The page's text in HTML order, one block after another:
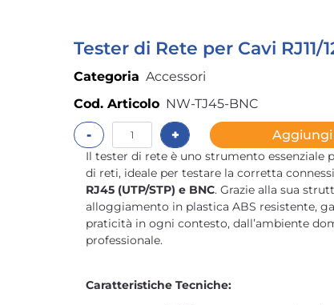
Tester di Rete per Cavi RJ11/
Categoria Accessori
Cod. Articolo NW-TJ45-BNC
Quantità
Il tester di rete è uno strumento essenziale
di reti, ideale per testare la corretta
RJ45 (UTP/STP) e BNC. Grazie alla sua
alloggiamento in plastica ABS resistente,
praticità in ogni contesto, dall’ambiente
professionale.
Caratteristiche Tecniche: